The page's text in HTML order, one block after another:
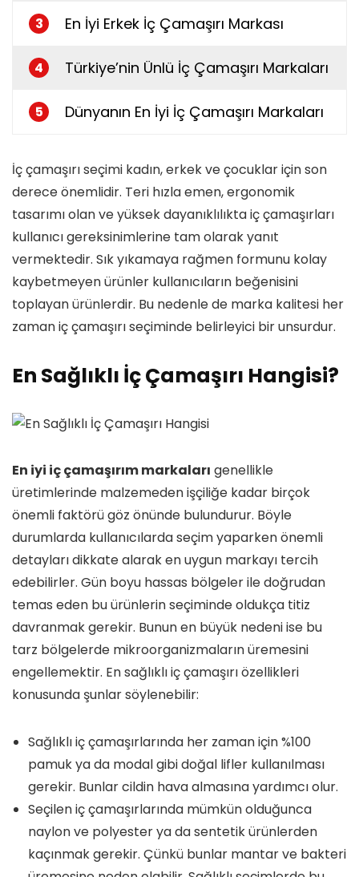
3 En İyi Erkek İç Çamaşırı Markası
4 Türkiye’nin Ünlü İç Çamaşırı Markaları
5 Dünyanın En İyi İç Çamaşırı Markaları
İç çamaşırı seçimi kadın, erkek ve çocuklar için son
derece önemlidir. Teri hızla emen, ergonomik
tasarımı olan ve yüksek dayanıklılıkta iç çamaşırları
kullanıcı gereksinimlerine tam olarak yanıt
vermektedir. Sık yıkamaya rağmen formunu kolay
kaybetmeyen ürünler kullanıcıların beğenisini
toplayan ürünlerdir. Bu nedenle de marka kalitesi her
zaman iç çamaşırı seçiminde belirleyici bir unsurdur.
En Sağlıklı İç Çamaşırı Hangisi?
En iyi iç çamaşırım markaları genellikle
üretimlerinde malzemeden işçiliğe kadar birçok
önemli faktörü göz önünde bulundurur. Böyle
durumlarda kullanıcılarda seçim yaparken önemli
detayları dikkate alarak en uygun markayı tercih
edebilirler. Gün boyu hassas bölgeler ile doğrudan
temas eden bu ürünlerin seçiminde oldukça titiz
davranmak gerekir. Bunun en büyük nedeni ise bu
tarz bölgelerde mikroorganizmaların üremesini
engellemektir. En sağlıklı iç çamaşırı özellikleri
konusunda şunlar söylenebilir:
Sağlıklı iç çamaşırlarında her zaman için %100
pamuk ya da modal gibi doğal lifler kullanılması
gerekir. Bunlar cildin hava almasına yardımcı olur.
Seçilen iç çamaşırlarında mümkün olduğunca
naylon ve polyester ya da sentetik ürünlerden
kaçınmak gerekir. Çünkü bunlar mantar ve bakteri